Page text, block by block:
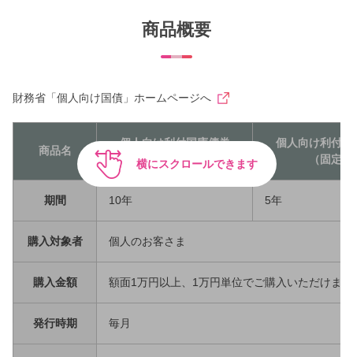
商品概要
財務省「個人向け国債」ホームページへ
商品名
個人向け利付国庫債券
（変動）
個人向け利付
（固定）
期間 10年 5年
購入対象者 個人のお客さま
購入金額 額面1万円以上、1万円単位でご購入いただけま
発行時期 毎月
横にスクロールできます